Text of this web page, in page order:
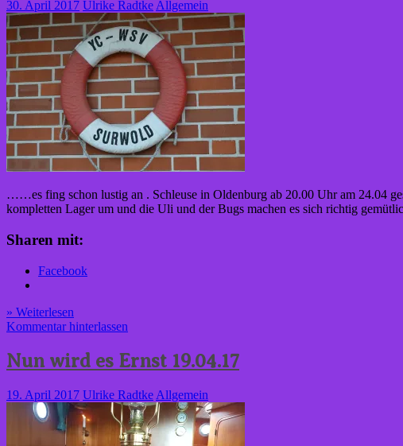
30. April 2017 Ulrike Radtke Allgemein
……es fing schon lustig an . Schleuse in Oldenburg ab 20.00 Uhr am 24.04
kompletten Lager um und die Uli und der Bugs machen es sich richtig
Sharen mit:
Facebook
» Weiterlesen
Kommentar hinterlassen
Nun wird es Ernst 19.04.17
19. April 2017 Ulrike Radtke Allgemein